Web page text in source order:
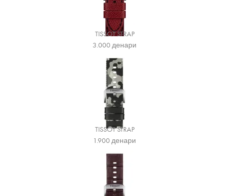
TISSOT STRAP
3.000денари
TISSOT STRAP
1.900денари